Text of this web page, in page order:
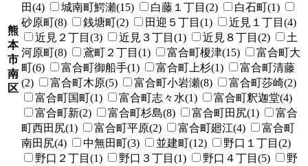
熊
本
市
南
区
田(4)
城南町鰐瀬(15) 白藤１丁目(2)
白石町(1)
砂原町(8)
銭塘町(2) 田迎５丁目(1)
近見１丁目(4)
近見２丁目(3)
近見３丁目(1) 近見８丁目(2)
土
河原町(8)
鳶町２丁目(1) 富合町榎津(15)
富合町大
町(6)
富合町御船手(1) 富合町上杉(1)
富合町清藤
(2)
富合町木原(5) 富合町小岩瀬(8)
富合町莎崎(2)
富合町国町(1)
富合町志々水(1)
富合町釈迦堂(4)
富合町新(2)
富合町杉島(8) 富合町田尻(1)
富合
町西田尻(1)
富合町平原(2) 富合町廻江(4)
富合町
南田尻(4)
中無田町(3) 並建町(12)
野口１丁目(2)
野口２丁目(1)
野口３丁目(1) 野口４丁目(5)
野